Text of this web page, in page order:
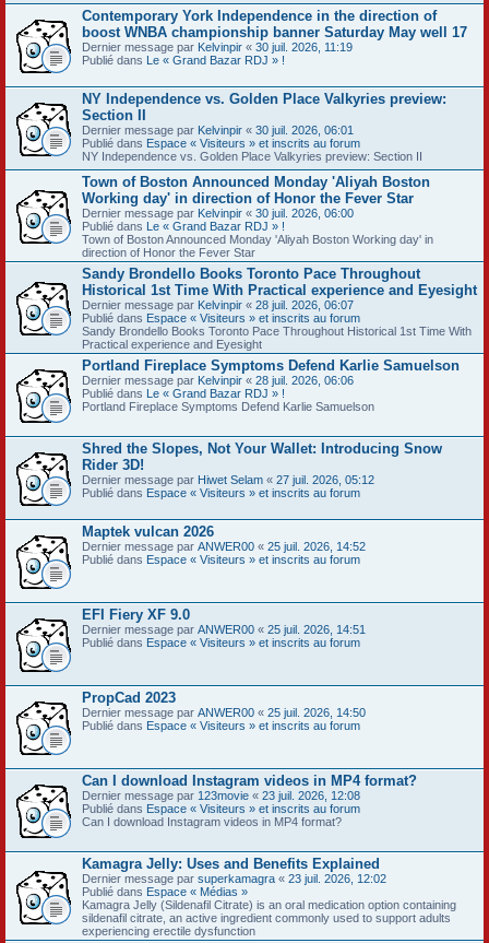
Contemporary York Independence in the direction of
boost WNBA championship banner Saturday May well 17
Dernier message par Kelvinpir « 30 juil. 2026, 11:19
Publié dans Le « Grand Bazar RDJ » !
NY Independence vs. Golden Place Valkyries preview:
Section II
Dernier message par Kelvinpir « 30 juil. 2026, 06:01
Publié dans Espace « Visiteurs » et inscrits au forum
NY Independence vs. Golden Place Valkyries preview: Section II
Town of Boston Announced Monday 'Aliyah Boston
Working day' in direction of Honor the Fever Star
Dernier message par Kelvinpir « 30 juil. 2026, 06:00
Publié dans Le « Grand Bazar RDJ » !
Town of Boston Announced Monday 'Aliyah Boston Working day' in
direction of Honor the Fever Star
Sandy Brondello Books Toronto Pace Throughout
Historical 1st Time With Practical experience and Eyesight
Dernier message par Kelvinpir « 28 juil. 2026, 06:07
Publié dans Espace « Visiteurs » et inscrits au forum
Sandy Brondello Books Toronto Pace Throughout Historical 1st Time With
Practical experience and Eyesight
Portland Fireplace Symptoms Defend Karlie Samuelson
Dernier message par Kelvinpir « 28 juil. 2026, 06:06
Publié dans Le « Grand Bazar RDJ » !
Portland Fireplace Symptoms Defend Karlie Samuelson
Shred the Slopes, Not Your Wallet: Introducing Snow
Rider 3D!
Dernier message par Hiwet Selam « 27 juil. 2026, 05:12
Publié dans Espace « Visiteurs » et inscrits au forum
Maptek vulcan 2026
Dernier message par ANWER00 « 25 juil. 2026, 14:52
Publié dans Espace « Visiteurs » et inscrits au forum
EFI Fiery XF 9.0
Dernier message par ANWER00 « 25 juil. 2026, 14:51
Publié dans Espace « Visiteurs » et inscrits au forum
PropCad 2023
Dernier message par ANWER00 « 25 juil. 2026, 14:50
Publié dans Espace « Visiteurs » et inscrits au forum
Can I download Instagram videos in MP4 format?
Dernier message par 123movie « 23 juil. 2026, 12:08
Publié dans Espace « Visiteurs » et inscrits au forum
Can I download Instagram videos in MP4 format?
Kamagra Jelly: Uses and Benefits Explained
Dernier message par superkamagra « 23 juil. 2026, 12:02
Publié dans Espace « Médias »
Kamagra Jelly (Sildenafil Citrate) is an oral medication option containing
sildenafil citrate, an active ingredient commonly used to support adults
experiencing erectile dysfunction